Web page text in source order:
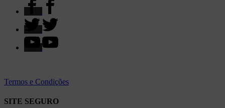
Termos e Condições
SITE SEGURO